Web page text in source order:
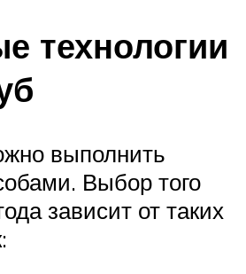
технологии
выполнить
Выбор того
зависит от таких